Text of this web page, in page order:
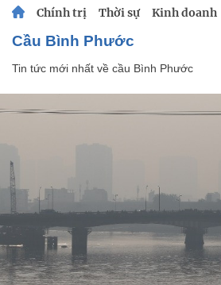
Chính trị Thời sự Kinh doanh
cầu Bình Phước
Tin tức mới nhất về cầu Bình Phước